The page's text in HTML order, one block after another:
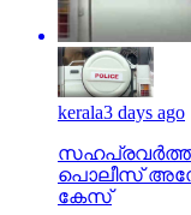
kerala3 days ago
പൊലീസ്
കേസ്